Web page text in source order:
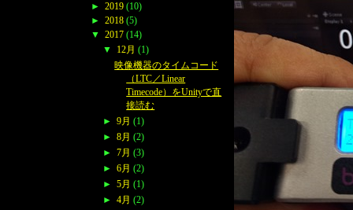
► 2019 (10)
► 2018 (5)
▼ 2017 (14)
▼
12月 (1)
映像機器のタイムコード
（LTC／Linear
Timecode）をUnityで直
接読む
► 9月 (1)
► 8月 (2)
► 7月 (3)
► 6月 (2)
► 5月 (1)
► 4月 (2)